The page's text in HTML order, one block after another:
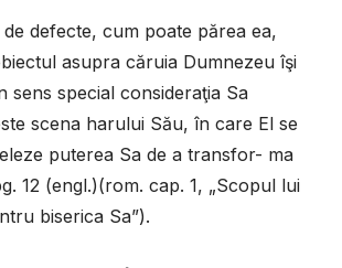
de defecte, cum poate părea ea,
asupra căruia Dumnezeu îşi
sens special consideraţia Sa
scena harului Său, în care El se
puterea Sa de a transfor- ma
12 (engl.)(rom. cap. 1, „Scopul lui
biserica Sa”).